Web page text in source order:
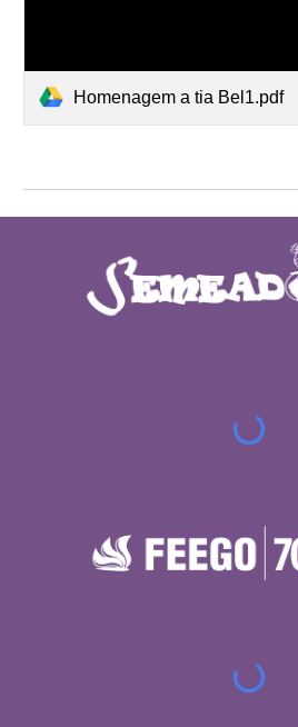
Homenagem a tia Bel1.pdf